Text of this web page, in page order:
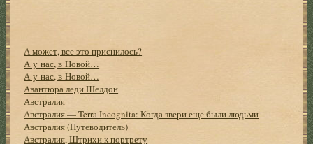
А может, все это приснилось?
А у нас, в Новой…
А у нас, в Новой…
Авантюра леди Шелдон
Австралия
Австралия — Terra Incognita: Когда звери еще были людьми
Австралия (Путеводитель)
Австралия, Штрихи к портрету